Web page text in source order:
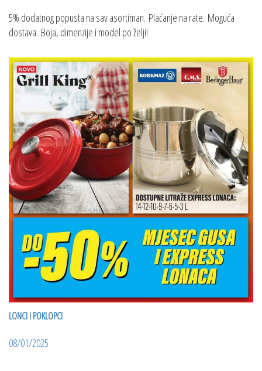
5% dodatnog popusta na sav asortiman. Plaćanje na rate. Moguća
dostava. Boja, dimenzije i model po želji!
LONCI I POKLOPCI
08/01/2025